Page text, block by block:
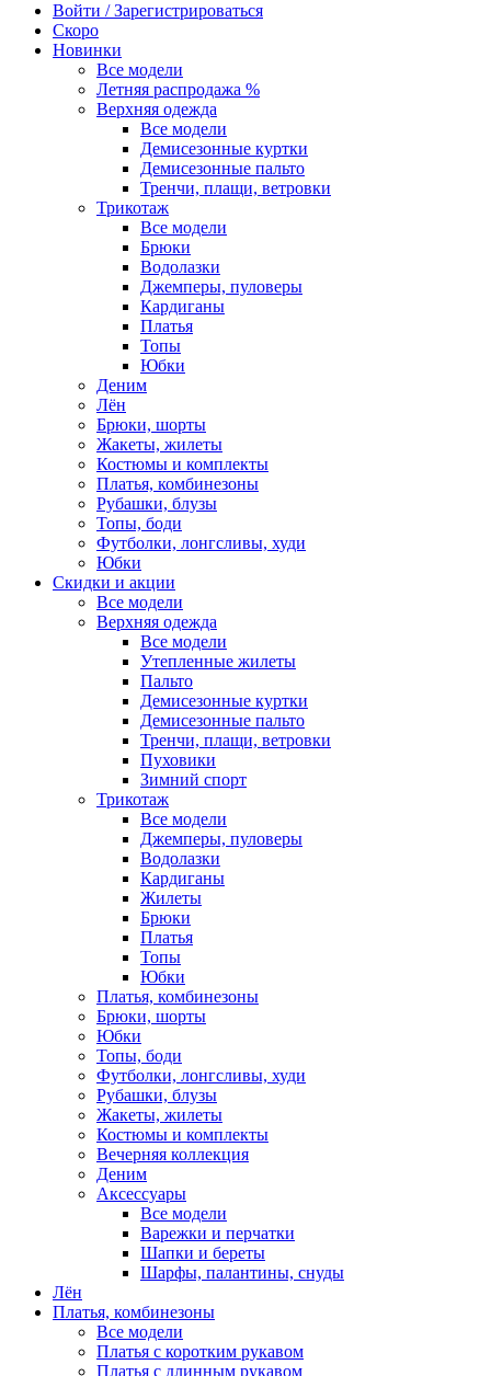
Войти / Зарегистрироваться
Скоро
Новинки
Все модели
Летняя распродажа %
Верхняя одежда
Все модели
Демисезонные куртки
Демисезонные пальто
Тренчи, плащи, ветровки
Трикотаж
Все модели
Брюки
Водолазки
Джемперы, пуловеры
Кардиганы
Платья
Топы
Юбки
Деним
Лён
Брюки, шорты
Жакеты, жилеты
Костюмы и комплекты
Платья, комбинезоны
Рубашки, блузы
Топы, боди
Футболки, лонгсливы, худи
Юбки
Скидки и акции
Все модели
Верхняя одежда
Все модели
Утепленные жилеты
Пальто
Демисезонные куртки
Демисезонные пальто
Тренчи, плащи, ветровки
Пуховики
Зимний спорт
Трикотаж
Все модели
Джемперы, пуловеры
Водолазки
Кардиганы
Жилеты
Брюки
Платья
Топы
Юбки
Платья, комбинезоны
Брюки, шорты
Юбки
Топы, боди
Футболки, лонгсливы, худи
Рубашки, блузы
Жакеты, жилеты
Костюмы и комплекты
Вечерняя коллекция
Деним
Аксессуары
Все модели
Варежки и перчатки
Шапки и береты
Шарфы, палантины, снуды
Лён
Платья, комбинезоны
Все модели
Платья с коротким рукавом
Платья с длинным рукавом